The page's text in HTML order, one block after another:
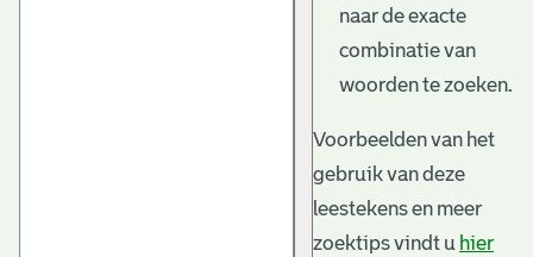
naar de exacte
combinatie van
woorden te zoeken.
Voorbeelden van het
gebruik van deze
leestekens en meer
zoektips vindt u hier